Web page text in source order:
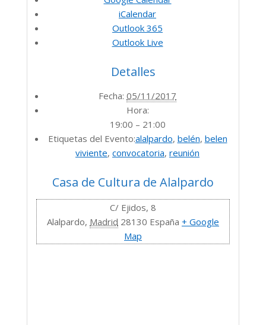
iCalendar
Outlook 365
Outlook Live
Detalles
Fecha: 05/11/2017
Hora:
19:00 – 21:00
Etiquetas del Evento:alalpardo, belén, belen
viviente, convocatoria, reunión
Casa de Cultura de Alalpardo
C/ Ejidos, 8
Alalpardo, Madrid 28130 España + Google
Map